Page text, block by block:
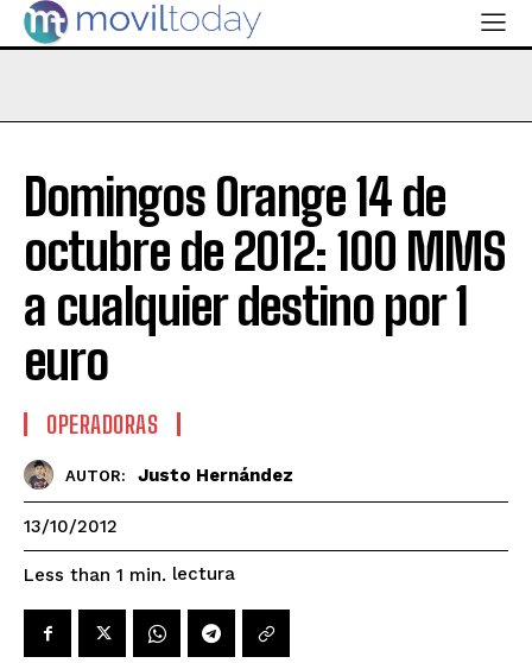
Domingos Orange 14 de
octubre de 2012: 100 MMS
a cualquier destino por 1
euro
OPERADORAS
AUTOR: Justo Hernández
13/10/2012
Less than 1 min. lectura